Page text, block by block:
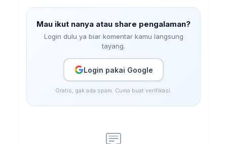
Mau ikut nanya atau share pengalaman?
Login dulu ya biar komentar kamu langsung
tayang.
Login pakai Google
Gratis, gak ada spam. Cuma buat verifikasi.